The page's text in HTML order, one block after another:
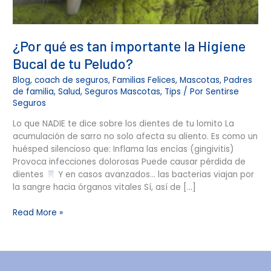
¿Por qué es tan importante la Higiene
Bucal de tu Peludo?
Blog,coach de seguros,Familias Felices,Mascotas,Padres
de familia,Salud,Seguros Mascotas, Tips / PorSentirse
Seguros
Lo que NADIE te dice sobre los dientes de tu lomito La
acumulación de sarro no solo afecta su aliento. Es como un
huésped silencioso que: Inflama las encías (gingivitis)
Provoca infecciones dolorosas Puede causar pérdida de
dientes
Y en casos avanzados… las bacterias viajan por
la sangre hacia órganos vitales Sí, así de […]
Read More »